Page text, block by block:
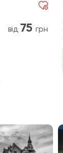
від 75 грн